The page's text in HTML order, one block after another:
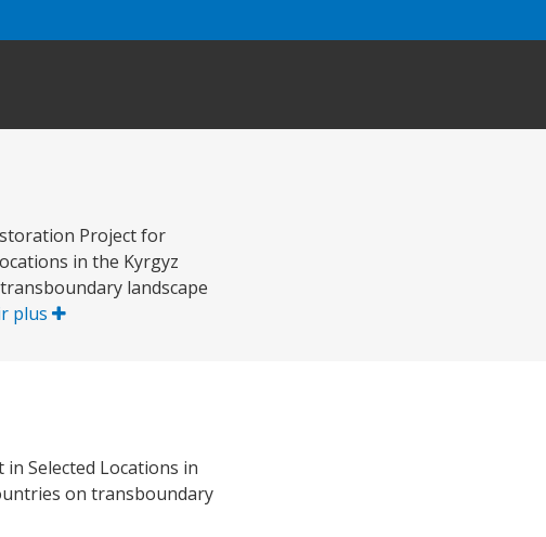
Project for
in the Kyrgyz
landscape
plus
Selected Locations in
on transboundary